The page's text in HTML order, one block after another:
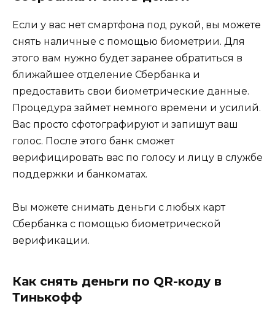
Если у вас нет смартфона под рукой, вы можете
снять наличные с помощью биометрии. Для
этого вам нужно будет заранее обратиться в
ближайшее отделение Сбербанка и
предоставить свои биометрические данные.
Процедура займет немного времени и усилий.
Вас просто сфотографируют и запишут ваш
голос. После этого банк сможет
верифицировать вас по голосу и лицу в службе
поддержки и банкоматах.
Вы можете снимать деньги с любых карт
Сбербанка с помощью биометрической
верификации.
Как снять деньги по QR-коду в
Тинькофф